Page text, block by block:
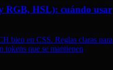
RGB, HSL): cuándo usar
bien en CSS. Reglas claras para
tokens que se mantienen